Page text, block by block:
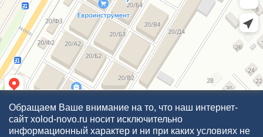
Обращаем Ваше внимание на то, что наш интернет-
сайт xolod-novo.ru носит исключительно
информационный характер и ни при каких условиях не